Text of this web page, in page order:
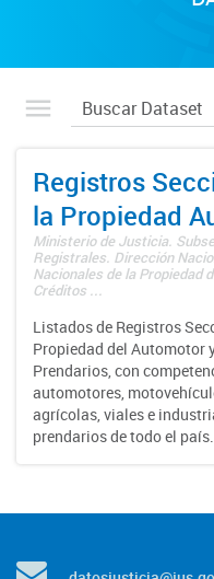
Registros
la Propiedad
Ministerio de Justicia.
Registrales. Dirección
Nacionales de la Propiedad
Créditos ...
Listados de Registros
Propiedad del Automotor
Prendarios, con
automotores,
agrícolas, viales e
prendarios de todo el país.